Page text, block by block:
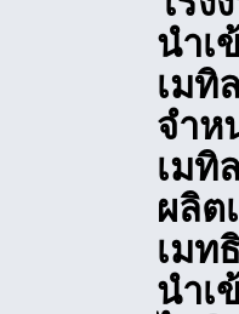
นำเ
เมทิ
จำห
เมทิ
ผลิต
เมท
นำเ